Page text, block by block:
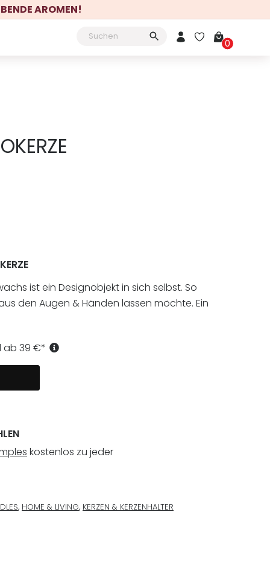
AROMEN!
Mein Konto
0
ist ein Designobjekt in sich selbst. So
den Augen & Händen lassen möchte. Ein
ab 39 €*
kostenlos zu jeder
, HOME & LIVING, KERZEN & KERZENHALTER